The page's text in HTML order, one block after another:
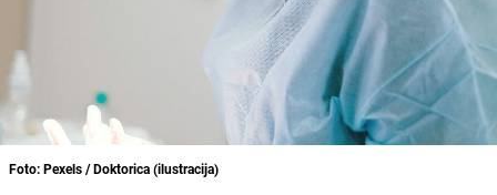
Foto: Pexels / Doktorica (ilustracija)